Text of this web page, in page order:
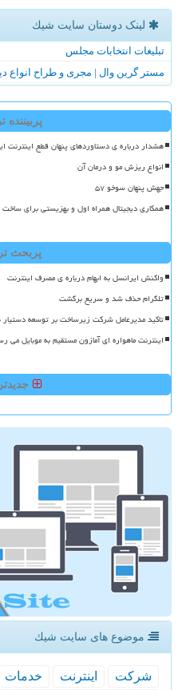
لینک دوستان سایت شیك
تبلیغات انتخابات مجلس
مستر گرین وال | مجری و طراح انواع
پربیننده
هشدار درباره ی دستاوردهای پنهان قطع
انواع ریزش مو و درمان آن
جهش پنهان سوخو ۵۷
همکاری دیجیتال همراه اول و بهزیستی برای ساخت
پربحث
واکنش ایرانسل به ابهام درباره ی مصرف اینترنت
تلگرام حذف شد و سریع برگشت
تاکید مدیرعامل شرکت زیرساخت بر توسعه
اینترنت ماهواره ای آمازون مستقیم به موبایل می
موضوع های سایت شیك
شركت اینترنت
خدمات